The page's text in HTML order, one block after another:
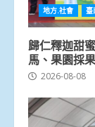
地方.社會 臺
歸仁釋迦甜
馬、果園採
2026-08-08